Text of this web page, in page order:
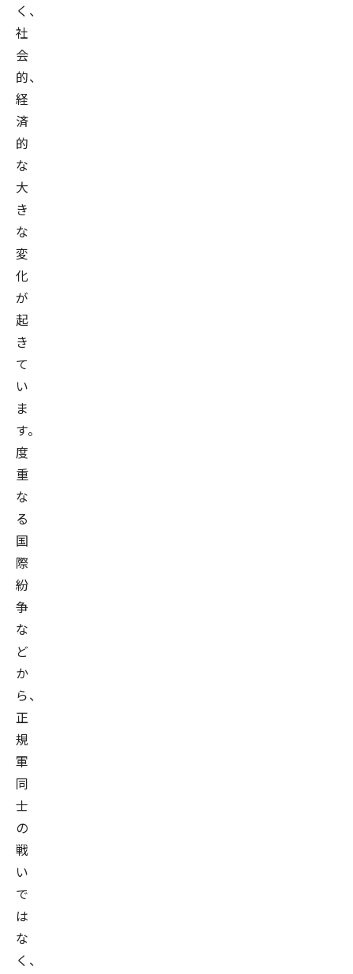
く、
社
会
的、
経
済
的
な
大
き
な
変
化
が
起
き
て
い
ま
す。
度
重
な
る
国
際
紛
争
な
ど
か
ら、
正
規
軍
同
士
の
戦
い
で
は
な
く、